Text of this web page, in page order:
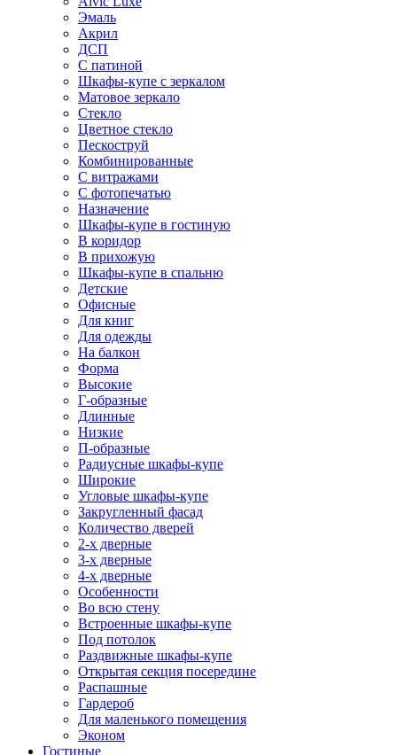
Эмаль
Акрил
ДСП
С патиной
Шкафы-купе с зеркалом
Матовое зеркало
Стекло
Цветное стекло
Пескоструй
Комбинированные
С витражами
С фотопечатью
Назначение
Шкафы-купе в гостиную
В коридор
В прихожую
Шкафы-купе в спальню
Детские
Офисные
Для книг
Для одежды
На балкон
Форма
Высокие
Г-образные
Длинные
Низкие
П-образные
Радиусные шкафы-купе
Широкие
Угловые шкафы-купе
Закругленный фасад
Количество дверей
2-х дверные
3-х дверные
4-х дверные
Особенности
Во всю стену
Встроенные шкафы-купе
Под потолок
Раздвижные шкафы-купе
Открытая секция посередине
Распашные
Гардероб
Для маленького помещения
Эконом
Гостиные